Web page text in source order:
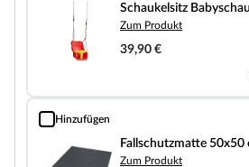
Schaukelsitz
Zum Produkt
39,90 €
Hinzufügen
Fallschutzmatte 50x50 cm 25 mm stark
Fallschutzmatte 50x50
Zum Produkt